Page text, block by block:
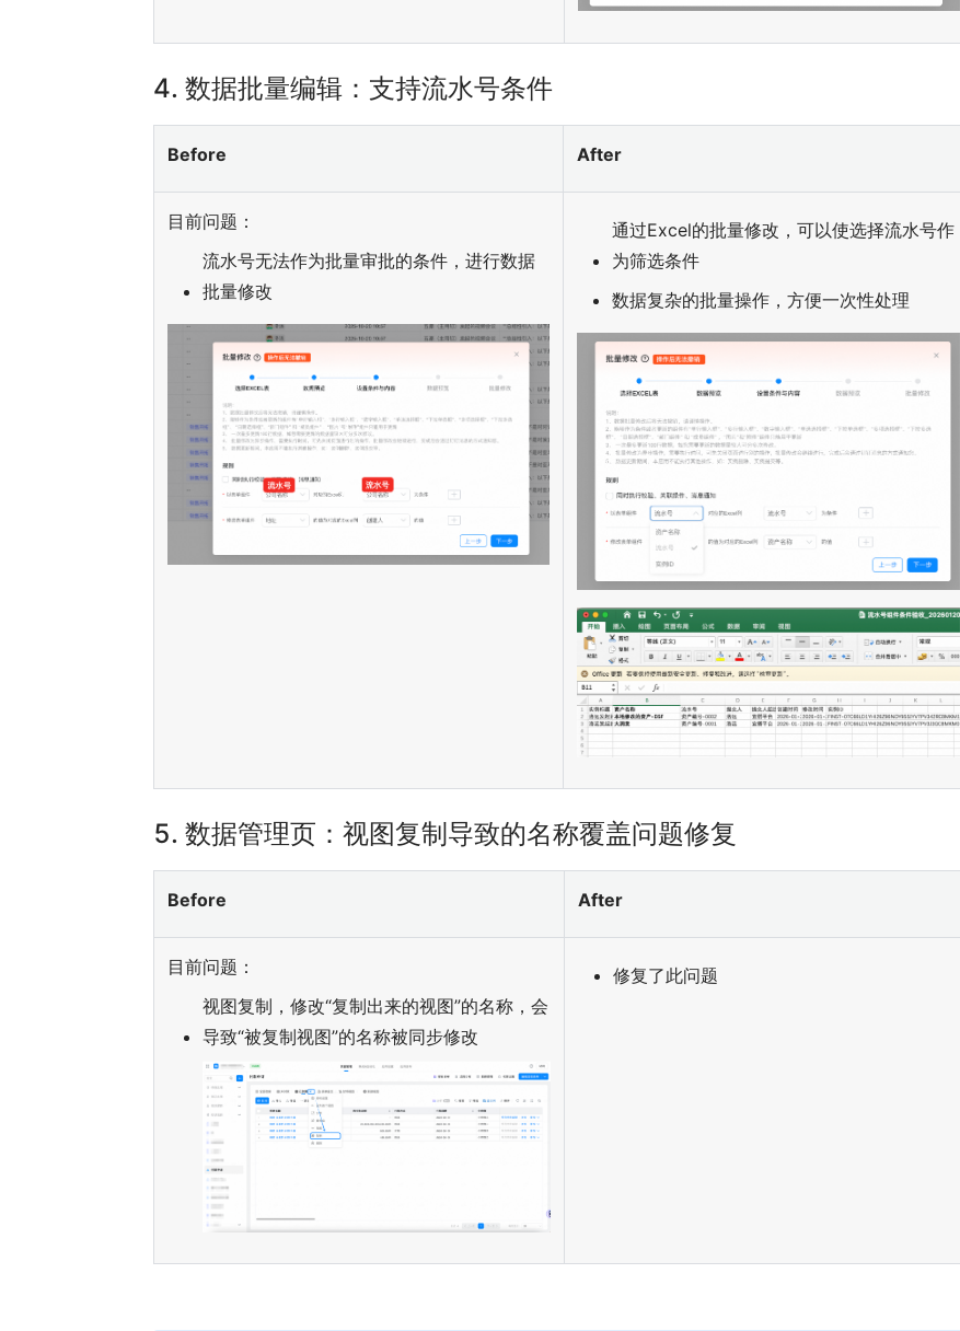
4. 数据批量编辑：支持流水号条件
Before After
目前问题：
流水号无法作为批量审批的条件，进行数据
批量修改
通过Excel的批量修改，可以使选择流水号作
为筛选条件
数据复杂的批量操作，方便一次性处理
5. 数据管理页：视图复制导致的名称覆盖问题修复
Before After
目前问题：
视图复制，修改“复制出来的视图”的名称，会
导致“被复制视图”的名称被同步修改
修复了此问题